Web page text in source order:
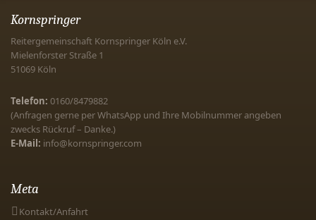
Kornspringer
Reitergemeinschaft Kornspringer Köln e.V.
Mielenforster Straße 1
51069 Köln
Telefon: 0160/8479882
(Anfragen gerne per WhatsApp und Ihre Mobilnummer angeben
zwecks Rückruf – Danke.)
E-Mail: info@kornspringer.com
Meta
Kontakt/Anfahrt